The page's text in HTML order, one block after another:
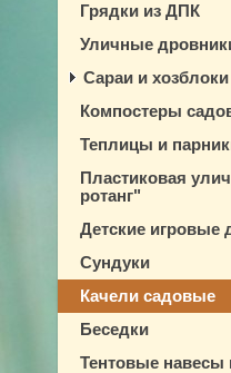
Грядки из ДПК
Уличные
Сараи и
Компостеры
Теплицы и
Пластиковая
ротанг"
Детские игровые
Сундуки
Качели садовые
Беседки
Тентовые навесы